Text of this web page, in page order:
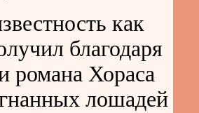
как
благодаря
романа Хораса
лошадей